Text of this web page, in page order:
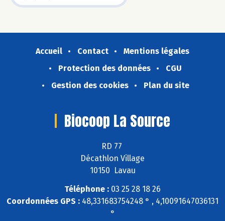
Accueil Contact
Mentions légales
Protection des données
CGU
Gestion des cookies
Plan du site
Biocoop La Source
RD 77
Décathlon Village
10150 Lavau
Téléphone : 03 25 28 18 26
Coordonnées GPS : 48,331683754248 ° , 4,10091647036131
°